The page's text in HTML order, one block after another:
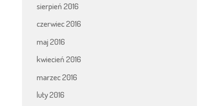
sierpień 2016
czerwiec 2016
maj 2016
kwiecień 2016
marzec 2016
luty 2016